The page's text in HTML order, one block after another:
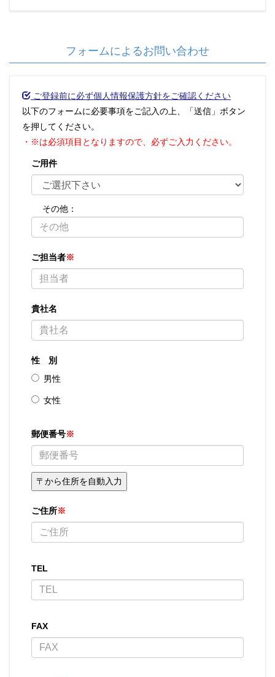
フォームによるお問い合わせ
ご登録前に必ず個人情報保護方針をご確認ください
以下のフォームに必要事項をご記入の上、「送信」ボタン
を押してください。
・※は必須項目となりますので、必ずご入力ください。
ご用件
その他：
ご担当者※
貴社名
性 別
男性
女性
郵便番号※
ご住所※
TEL
FAX